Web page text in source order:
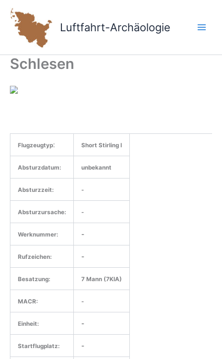
Inhalt
springen
Luftfahrt-Archäologie
Schlesen
Flugzeugtyp: Short Stirling I
Absturzdatum: unbekannt
Absturzzeit: -
Absturzursache: -
Werknummer: -
Rufzeichen: -
Besatzung: 7 Mann (7KIA)
MACR: -
Einheit: -
Startflugplatz: -